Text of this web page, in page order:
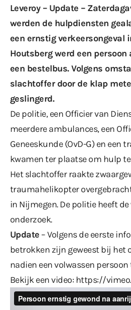
Leveroy – Update –
werden de hulpdiensten
een ernstig verkeersongeval
Houtsberg werd een persoon
een bestelbus. Volgens
slachtoffer door de klap
geslingerd.
De politie, een Officier van
meerdere ambulances, een
Geneeskunde (OvD-G) en een
kwamen ter plaatse om hulp
Het slachtoffer raakte
traumahelikopter
in Nijmegen. De politie heeft
onderzoek.
Update – Volgens de eerste
betrokken zijn geweest bij het
nadien een volwassen persoon
Bekijk een video: https://